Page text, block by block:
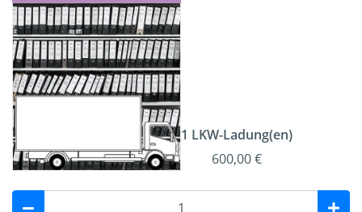
1 LKW-Ladung(en)
600,00 €